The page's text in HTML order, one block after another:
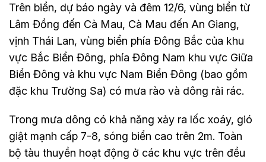
Trên biển, dự báo ngày và đêm 12/6, vùng biển từ
Lâm Đồng đến Cà Mau, Cà Mau đến An Giang,
vịnh Thái Lan, vùng biển phía Đông Bắc của khu
vực Bắc Biển Đông, phía Đông Nam khu vực Giữa
Biển Đông và khu vực Nam Biển Đông (bao gồm
đặc khu Trường Sa) có mưa rào và dông rải rác.
Trong mưa dông có khả năng xảy ra lốc xoáy, gió
giật mạnh cấp 7-8, sóng biển cao trên 2m. Toàn
bộ tàu thuyền hoạt động ở các khu vực trên đều